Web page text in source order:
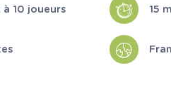
à 10 joueurs 15